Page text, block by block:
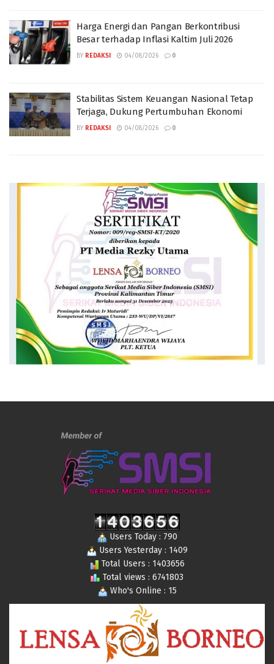
Harga Energi dan Pangan Berkontribusi
Besar terhadap Inflasi Kaltim Juli 2026
BY REDAKSI 04/08/2026 0
Stabilitas Sistem Keuangan Nasional Tetap
Terjaga, Dukung Pertumbuhan Ekonomi
BY REDAKSI 04/08/2026 0
Users Today : 790
Users Yesterday : 1409
Total Users : 1403656
Total views : 6741803
Who's Online : 15